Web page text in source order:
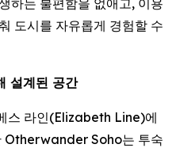
도시를 자유롭게 경험할 수
설계된 공간
스 라인(Elizabeth Line)에
Otherwander Soho는 투숙